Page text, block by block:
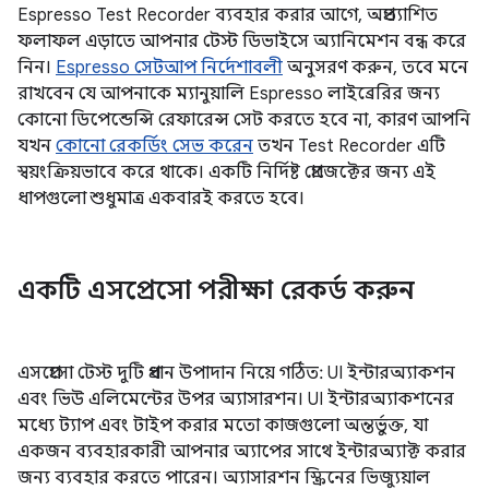
Espresso Test Recorder ব্যবহার করার আগে, অপ্রত্যাশিত
ফলাফল এড়াতে আপনার টেস্ট ডিভাইসে অ্যানিমেশন বন্ধ করে
নিন। Espresso সেটআপ নির্দেশাবলী অনুসরণ করুন, তবে মনে
রাখবেন যে আপনাকে ম্যানুয়ালি Espresso লাইব্রেরির জন্য
কোনো ডিপেন্ডেন্সি রেফারেন্স সেট করতে হবে না, কারণ আপনি
যখন কোনো রেকর্ডিং সেভ করেন তখন Test Recorder এটি
স্বয়ংক্রিয়ভাবে করে থাকে। একটি নির্দিষ্ট প্রোজেক্টের জন্য এই
ধাপগুলো শুধুমাত্র একবারই করতে হবে।
একটি এসপ্রেসো পরীক্ষা রেকর্ড করুন
এসপ্রেসো টেস্ট দুটি প্রধান উপাদান নিয়ে গঠিত: UI ইন্টারঅ্যাকশন
এবং ভিউ এলিমেন্টের উপর অ্যাসারশন। UI ইন্টারঅ্যাকশনের
মধ্যে ট্যাপ এবং টাইপ করার মতো কাজগুলো অন্তর্ভুক্ত, যা
একজন ব্যবহারকারী আপনার অ্যাপের সাথে ইন্টারঅ্যাক্ট করার
জন্য ব্যবহার করতে পারেন। অ্যাসারশন স্ক্রিনের ভিজ্যুয়াল